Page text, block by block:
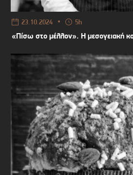
23.10.2024 • 5h
«Πίσω στο μέλλον». Η μεσογειακή